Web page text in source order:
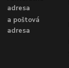
adresa
a poštová
adresa